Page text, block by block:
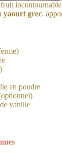
yaourt grec,
en poudre
vanille